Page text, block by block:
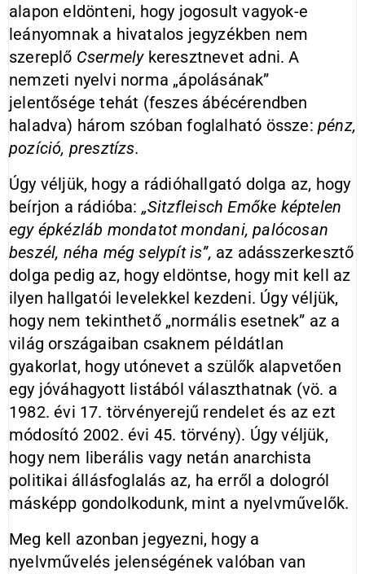
alapon eldönteni, hogy jogosult vagyok-e
leányomnak a hivatalos jegyzékben nem
szereplő Csermelykeresztnevet adni. A
nemzeti nyelvi norma „ápolásának”
jelentősége tehát (feszes ábécérendben
haladva) három szóban foglalható össze:pénz,
pozíció, presztízs.
Úgy véljük, hogy a rádióhallgató dolga az, hogy
beírjon a rádióba: „Sitzfleisch Emőke képtelen
egy épkézláb mondatot mondani, palócosan
beszél, néha még selypít is”, az adásszerkesztő
dolga pedig az, hogy eldöntse, hogy mit kell az
ilyen hallgatói levelekkel kezdeni. Úgy véljük,
hogy nem tekinthető „normális esetnek” az a
világ országaiban csaknem példátlan
gyakorlat, hogy utónevet a szülők alapvetően
egy jóváhagyott listából választhatnak (vö. a
1982. évi 17. törvényerejű rendelet és az ezt
módosító 2002. évi 45. törvény). Úgy véljük,
hogy nem liberális vagy netán anarchista
politikai állásfoglalás az, ha erről a dologról
másképp gondolkodunk, mint a nyelvművelők.
Meg kell azonban jegyezni, hogy a
nyelvművelés jelenségének valóban van